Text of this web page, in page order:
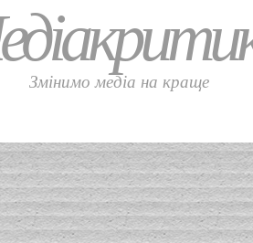
Змінимо медіа на краще